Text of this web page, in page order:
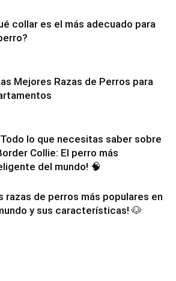
collar es el más adecuado para
Mejores Razas de Perros para
Todo lo que necesitas saber sobre
Collie: El perro más
del mundo! 🧠
razas de perros más populares en
y sus características! 🐶